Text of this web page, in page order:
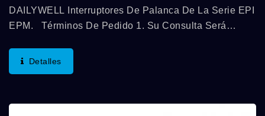
DAILYWELL Interruptores De Palanca De La Serie EPI
EPM. Términos De Pedido 1. Su Consulta Será
T/T Por Adelantado (primera Transacción) 3.
Término...
Detalles